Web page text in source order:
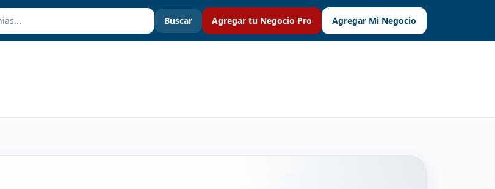
Buscar Agregar tu Negocio Pro Agregar Mi Negocio